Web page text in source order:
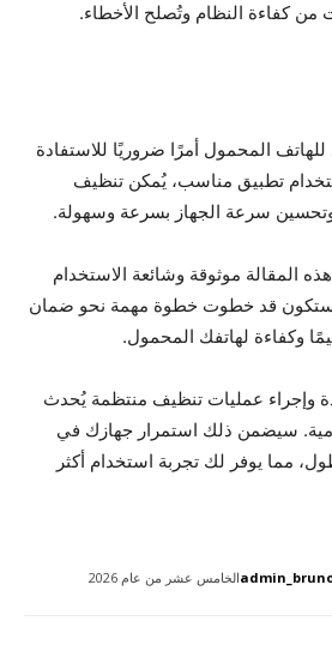
من كفاءة النظام وتُصلح الأخطاء.
المحمول أمرًا ضروريًا للاستفادة
تطبيق مناسب، يُمكن تنظيف
وتحسين سرعة الجهاز بسرعة وسهولة.
المقالة موثوقة وشائعة الاستخدام
ستكون قد خطوت خطوة مهمة نحو ضمان
وكفاءة لهاتفك المحمول.
وإجراء عمليات تنظيف منتظمة يُحدث
سيضمن ذلك استمرار جهازك في
مما يوفر لك تجربة استخدام أكثر
الخامس عشر من عام 2026